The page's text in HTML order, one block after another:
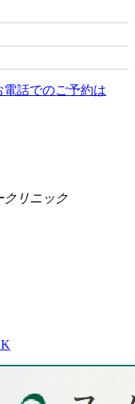
電話でのご予約は
クリニック